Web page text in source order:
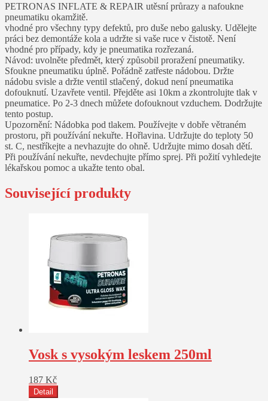
PETRONAS INFLATE & REPAIR utěsní průrazy a nafoukne
pneumatiku okamžitě.
vhodné pro všechny typy defektů, pro duše nebo galusky. Udělejte
práci bez demontáže kola a udržte si vaše ruce v čistotě. Není
vhodné pro případy, kdy je pneumatika rozřezaná.
Návod: uvolněte předmět, který způsobil proražení pneumatiky.
Sfoukne pneumatiku úplně. Pořádně zatřeste nádobou. Držte
nádobu svisle a držte ventil stlačený, dokud není pneumatika
dofouknutí. Uzavřete ventil. Přejděte asi 10km a zkontrolujte tlak v
pneumatice. Po 2-3 dnech můžete dofouknout vzduchem. Dodržujte
tento postup.
Upozornění: Nádobka pod tlakem. Používejte v dobře větraném
prostoru, při používání nekuřte. Hořlavina. Udržujte do teploty 50
st. C, nestříkejte a nevhazujte do ohně. Udržujte mimo dosah dětí.
Při používání nekuřte, nevdechujte přímo sprej. Při požití vyhledejte
lékařskou pomoc a ukažte tento obal.
Související produkty
Vosk s vysokým leskem 250ml
187 Kč
Detail